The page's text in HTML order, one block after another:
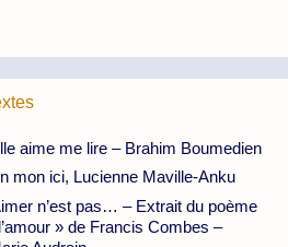
aime me lire – Brahim Boumedien
mon ici, Lucienne Maville-Anku
n’est pas… – Extrait du poème
» de Francis Combes –